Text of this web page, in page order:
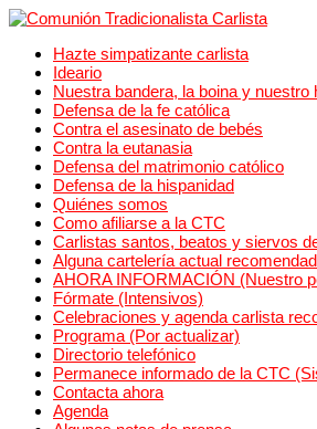
Hazte simpatizante carlista
Ideario
Nuestra bandera, la boina y nuestro
Defensa de la fe católica
Contra el asesinato de bebés
Contra la eutanasia
Defensa del matrimonio católico
Defensa de la hispanidad
Quiénes somos
Como afiliarse a la CTC
Carlistas santos, beatos y siervos
Alguna cartelería actual
AHORA INFORMACIÓN (Nuestro
Fórmate (Intensivos)
Celebraciones y agenda carlista
Programa (Por actualizar)
Directorio telefónico
Permanece informado de la CTC
Contacta ahora
Agenda